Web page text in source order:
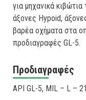
για μηχανικά
άξονες Hypoid,
βαρέα οχήματα στα
προδιαγραφές GL-5.
Προδιαγραφές
API GL-5, MIL – L –